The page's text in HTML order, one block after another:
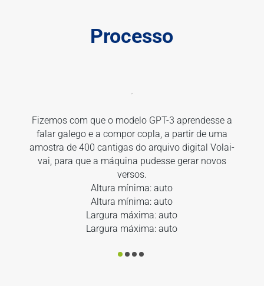
Processo
Fizemos com que o modelo GPT-3 aprendesse a
falar galego e a compor copla, a partir de uma
amostra de 400 cantigas do arquivo digital Volai-
vai, para que a máquina pudesse gerar novos
versos.
Altura mínima: auto
Altura mínima: auto
Largura máxima: auto
Largura máxima: auto